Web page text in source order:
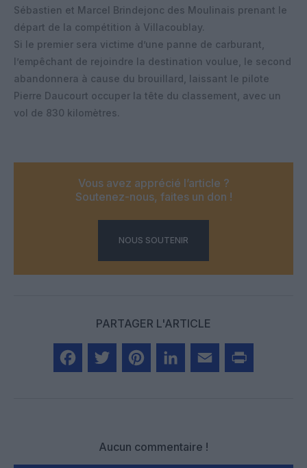
Sébastien et Marcel Brindejonc des Moulinais prenant le
départ de la compétition à Villacoublay.
Si le premier sera victime d’une panne de carburant,
l’empêchant de rejoindre la destination voulue, le second
abandonnera à cause du brouillard, laissant le pilote
Pierre Daucourt occuper la tête du classement, avec un
vol de 830 kilomètres.
Vous avez apprécié l’article ?
Soutenez-nous, faites un don !
NOUS SOUTENIR
PARTAGER L'ARTICLE
Aucun commentaire !